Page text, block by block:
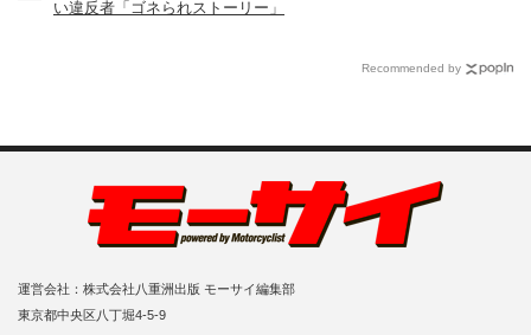
い違反者「ゴネられストーリー」
Recommended by
運営会社：株式会社八重洲出版 モーサイ編集部
東京都中央区八丁堀4-5-9